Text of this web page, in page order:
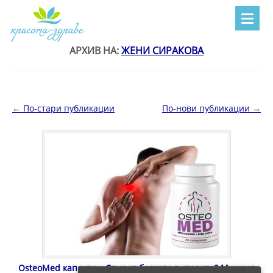
АРХИВ НА:ЖЕНИ СИРАКОВА
Навигация в публикациите
← По-стари публикации По-нови публикации →
OsteoMed капсули – Спират болката в ставите? Мнения